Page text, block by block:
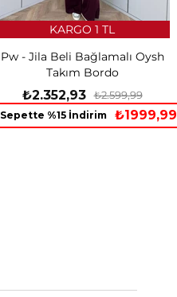
Pw - Jila Beli Bağlamalı Oysh
Takım Bordo
₺2.352,93 ₺2.599,99
Sepette %15 İndirim ₺1999,99
KARGO 1 TL